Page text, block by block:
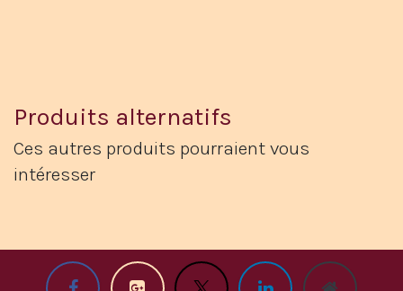
Produits alternatifs
Ces autres produits pourraient vous
intéresser